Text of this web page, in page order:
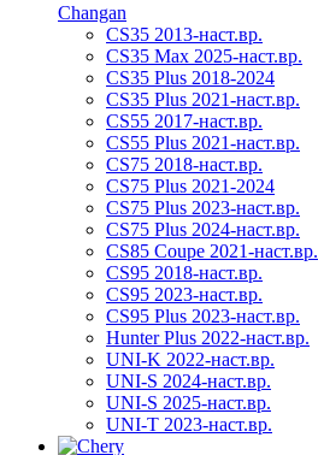
Changan
CS35 2013-наст.вр.
CS35 Max 2025-наст.вр.
CS35 Plus 2018-2024
CS35 Plus 2021-наст.вр.
CS55 2017-наст.вр.
CS55 Plus 2021-наст.вр.
CS75 2018-наст.вр.
CS75 Plus 2021-2024
CS75 Plus 2023-наст.вр.
CS75 Plus 2024-наст.вр.
CS85 Coupe 2021-наст.вр.
CS95 2018-наст.вр.
CS95 2023-наст.вр.
CS95 Plus 2023-наст.вр.
Hunter Plus 2022-наст.вр.
UNI-K 2022-наст.вр.
UNI-S 2024-наст.вр.
UNI-S 2025-наст.вр.
UNI-T 2023-наст.вр.